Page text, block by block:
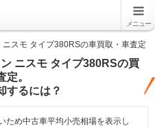
メニュー
スモ タイプ380RSの車買取・車査定
ニスモ タイプ380RSの買
定。
するには？
ため中古車平均小売相場を表示し